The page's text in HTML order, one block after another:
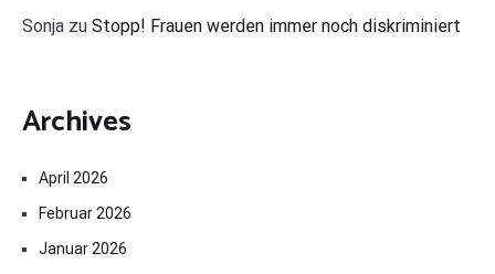
Sonja zu Stopp! Frauen werden immer noch diskriminiert
Archives
April 2026
Februar 2026
Januar 2026